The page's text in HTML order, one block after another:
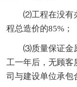
⑵工程在没有办
程总造价的85%；
⑶质量保证金原
工一年后，无顾客
司与建设单位承包